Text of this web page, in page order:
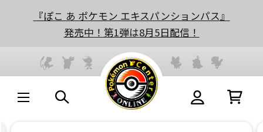
『ぽこ あ ポケモン エキスパンションパス』
発売中！第1弾は8月5日配信！